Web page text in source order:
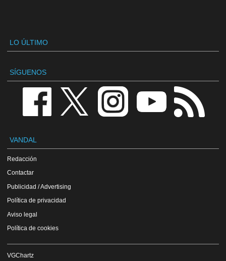
LO ÚLTIMO
SÍGUENOS
VANDAL
Redacción
Contactar
Publicidad / Advertising
Política de privacidad
Aviso legal
Política de cookies
VGChartz